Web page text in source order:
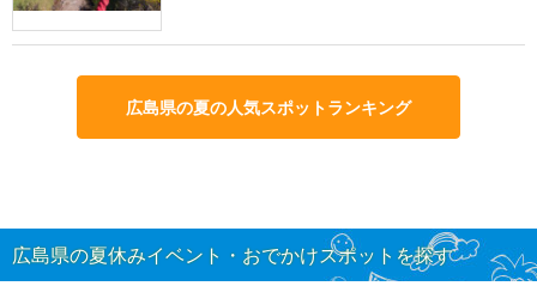
広島県の夏の人気スポットランキング
広島県の夏休みイベント・おでかけスポットを探す